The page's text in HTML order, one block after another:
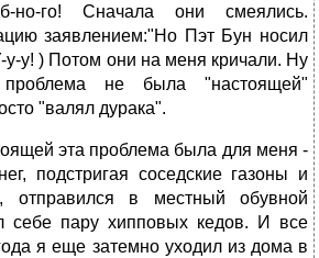
но-го! Сначала они смеялись.
заявлением:"Но Пэт Бун носил
у-у! ) Потом они на меня кричали. Ну
не была "настоящей"
"валял дурака".
эта проблема была для меня -
подстригая соседские газоны и
отправился в местный обувной
себе пару хипповых кедов. И все
я еще затемно уходил из дома в